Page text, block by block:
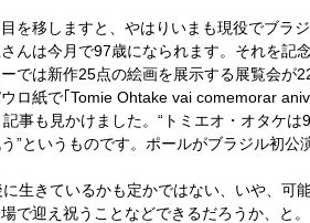
を移しますと、やはりいまも現役でブラ
んは今月で97歳になられます。それを記
では新作25点の絵画を展示する展覧会が
ロ紙で｢Tomie Ohtake vai comemorar
記事も見かけました。“トミエオ・オタケは
”というものです。ポールがブラジル初公
に生きているかも定かではない、いや、可
で迎え祝うことなどできるだろうか、と。